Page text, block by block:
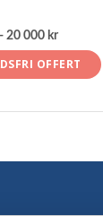
20 000 kr
OFFERT